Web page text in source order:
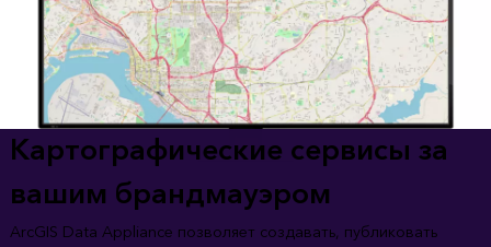
Картографические сервисы за
вашим брандмауэром
ArcGIS Data Appliance позволяет создавать, публиковать